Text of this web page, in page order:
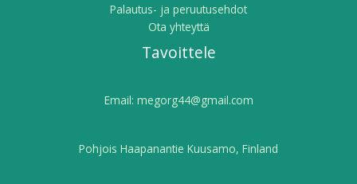
Palautus- ja peruutusehdot
Ota yhteyttä
Tavoittele
Email: megorg44@gmail.com
Pohjois Haapanantie Kuusamo, Finland